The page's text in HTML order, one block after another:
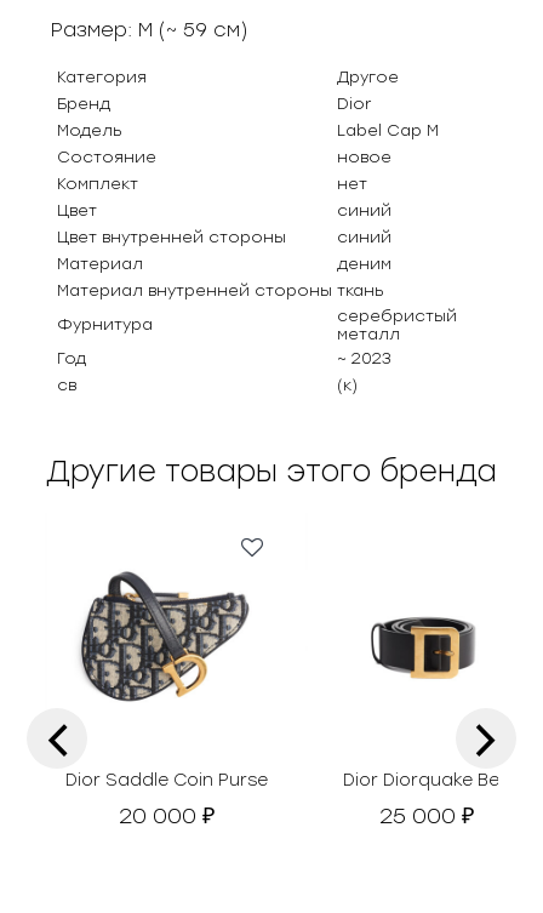
Размер: M (~ 59 см)
Категория
Другое
Бренд
Dior
Модель
Label Cap M
Состояние
новое
Комплект
нет
Цвет
синий
Цвет внутренней стороны
синий
Материал
деним
Материал внутренней стороны ткань
Фурнитура
серебристый
металл
Год
~ 2023
св
(к)
Другие товары этого бренда
Dior Saddle Coin Purse
20 000 ₽
Dior Diorquake Belt
25 000₽
‹ ›